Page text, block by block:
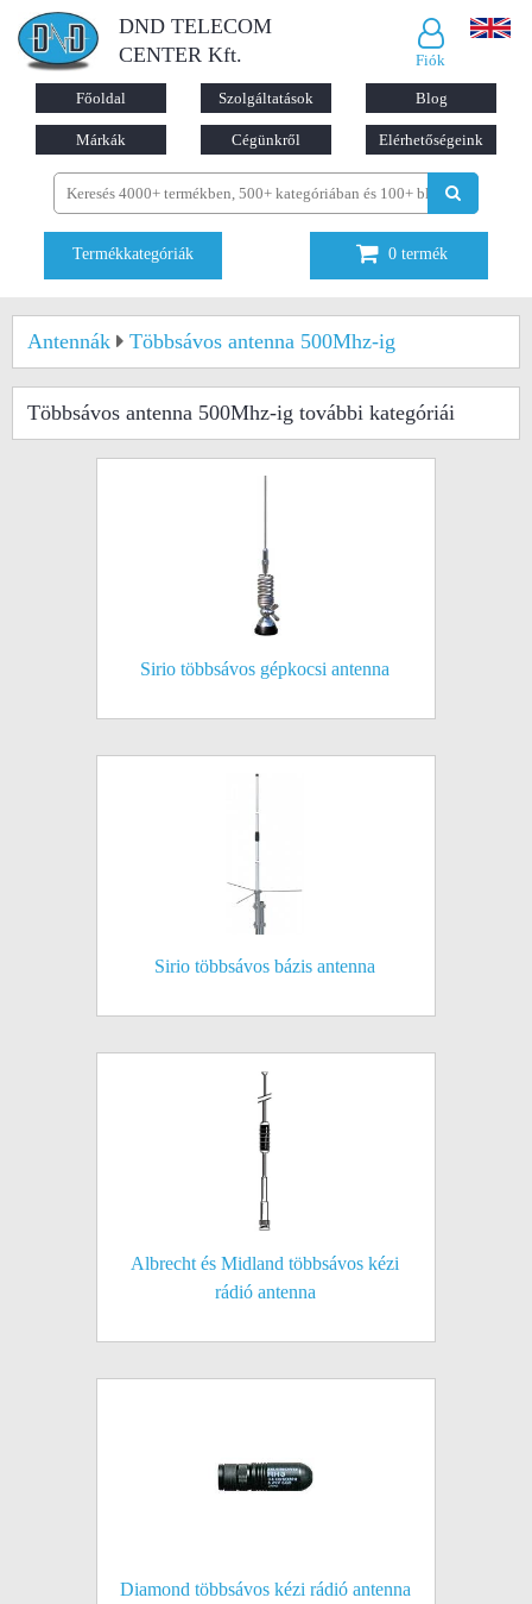
DND TELECOM
CENTER Kft.
Fiók
Főoldal Szolgáltatások Blog
Márkák Cégünkről Elérhetőségeink
Termékkategóriák 0 termék
Antennák Többsávos antenna 500Mhz-ig
Többsávos antenna 500Mhz-ig további kategóriái
Sirio többsávos gépkocsi antenna
Sirio többsávos bázis antenna
Albrecht és Midland többsávos kézi
rádió antenna
Diamond többsávos kézi rádió antenna